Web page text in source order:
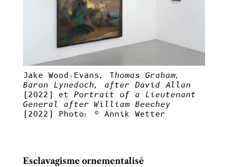
Jake Wood-Evans, Thomas Graham,
Baron Lynedoch, after David Allan
(2022) et Portrait of a Lieutenant
General after William Beechey
(2022) Photo: © Annik Wetter
Esclavagisme ornementalisé